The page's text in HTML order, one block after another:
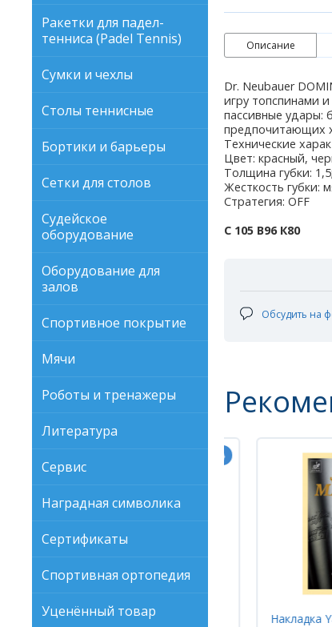
Ракетки для падел-
тенниса (Padel Tennis)
Сумки и чехлы
Столы теннисные
Бортики и барьеры
Сетки для столов
Судейское
оборудование
Оборудование для
залов
Спортивное покрытие
Мячи
Роботы и тренажеры
Литература
Сервис
Наградная символика
Сертификаты
Спортивная ортопедия
Уценённый товар
Описание
Dr. Neubauer
игру топспинами
пассивные удары:
предпочитающих
Технические
Цвет: красный,
Толщина губки:
Жесткость губки:
Стратегия: OFF
С 105 В96 К80
Обсудить на
Накладка Xiom VEGA Elite Накладка